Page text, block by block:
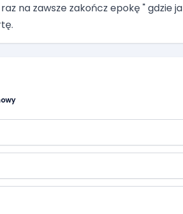
na zawsze zakończ epokę " gdzie ja